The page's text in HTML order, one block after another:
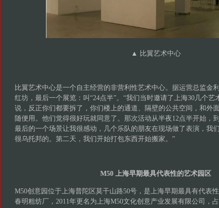
▲ 比翼艺术中心
比翼艺术中心是一个自主经营的非营利性艺术中心。据运营总监金
红坊，最后一个展览：叫“24点半”。“我们当时邀请了上海30几个艺
说，反正你们都要拆了，你们楼上的通道、隔壁的公共空间，和外
随便用。他们觉得很好玩就同意了。那次活动从半夜12点半开始，
最后的一个场景让我很感动，几个乐队的朋友在现场做了表演，我
很乌托邦的。第二天，我们开始打包东西开始搬家。”
M50 上海早期最具代表性的艺术园区
M50创意园位于上海普陀区莫干山路50号，是上海早期最具有代表
春明粗纺厂，2011年更名为上海M50文化创意产业发展有限公司，